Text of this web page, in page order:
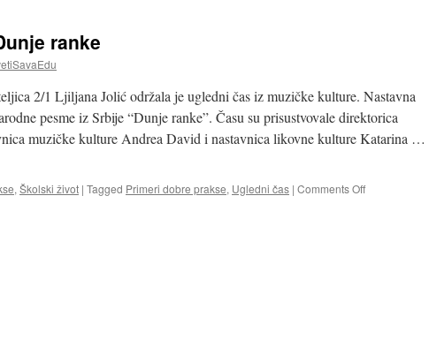
ranke
2/1 Ljiljana Jolić održala je ugledni čas iz muzičke kulture. Nastavna
pesme iz Srbije “Dunje ranke”. Času su prisustvovale direktorica
muzičke kulture Andrea David i nastavnica likovne kulture Katarina …
, Školski život | Tagged Primeri dobre prakse, Ugledni čas | Comments Offon